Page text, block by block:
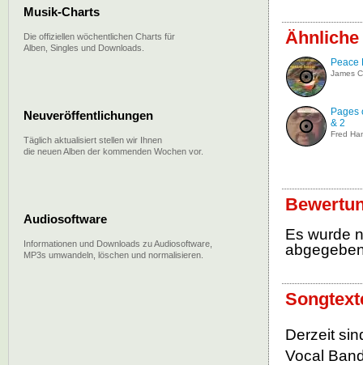
Ähnliche
Peace
James
Pages
& 2
Fred
Es wurde
Derzeit
Vocal
Musik-Charts
Die offiziellen wöchentlichen Charts für
Alben, Singles und Downloads.
Neuveröffentlichungen
Täglich aktualisiert stellen wir Ihnen
die neuen Alben der kommenden Wochen vor.
Audiosoftware
Informationen und Downloads zu Audiosoftware,
MP3s umwandeln, löschen und normalisieren.